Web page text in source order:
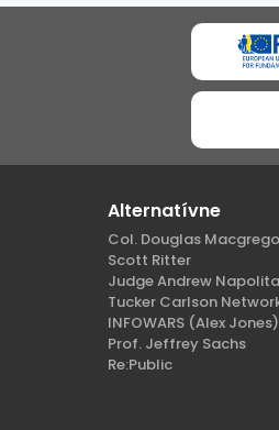
Alternatívne
Col. Douglas
Scott Ritter
Judge Andrew
Tucker Carlson
INFOWARS (Alex Jones)
Prof. Jeffrey Sachs
Re:Public